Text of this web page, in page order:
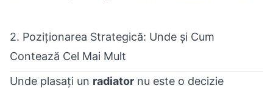
2. Poziționarea Strategică: Unde și Cum
Contează Cel Mai Mult
Unde plasați un radiator nu este o decizie